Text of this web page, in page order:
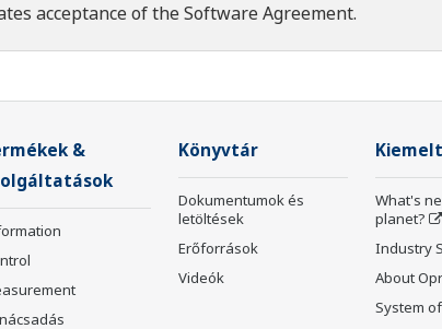
acceptance of theSoftware Agreement.
&
Könyvtár
Dokumentumok és
letöltések
Erőforrások
Videók
What's
planet?
Industry
About
System